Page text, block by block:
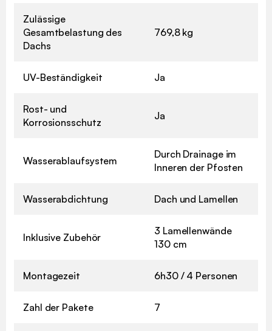
Zulässige
Gesamtbelastung des
Dachs
769,8 kg
UV-Beständigkeit Ja
Rost- und
Korrosionsschutz
Ja
Wasserablaufsystem
Durch Drainage im
Inneren der Pfosten
Wasserabdichtung Dach und Lamellen
Inklusive Zubehör
3 Lamellenwände
130 cm
Montagezeit 6h30 / 4 Personen
Zahl der Pakete 7